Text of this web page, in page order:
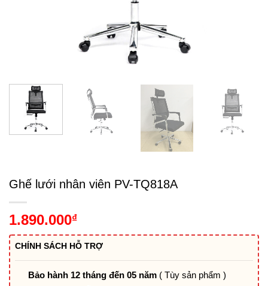
Ghế lưới nhân viên PV-TQ818A
1.890.000₫
CHÍNH SÁCH HỖ TRỢ
Bảo hành 12 tháng đến 05 năm ( Tùy sản phẩm )